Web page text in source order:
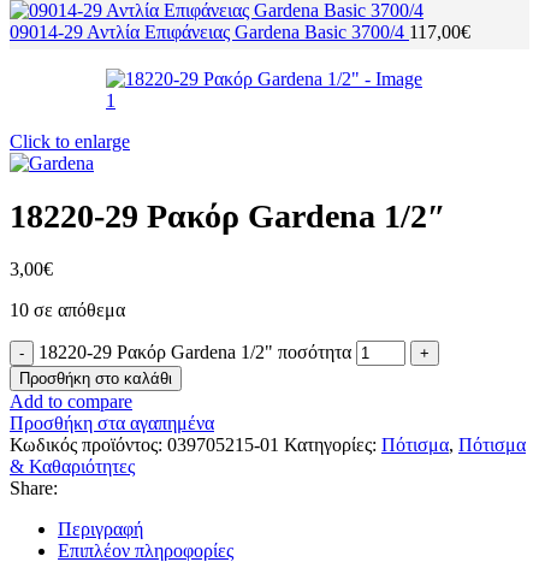
09014-29 Αντλία Επιφάνειας Gardena Basic 3700/4 117,00€
Click to enlarge
18220-29 Ρακόρ Gardena 1/2″
3,00€
10 σε απόθεμα
18220-29 Ρακόρ Gardena 1/2" ποσότητα
Προσθήκη στο καλάθι
Add to compare
Προσθήκη στα αγαπημένα
Κωδικός προϊόντος: 039705215-01 Κατηγορίες: Πότισμα, Πότισμα
& Καθαριότητες
Share:
Περιγραφή
Επιπλέον πληροφορίες